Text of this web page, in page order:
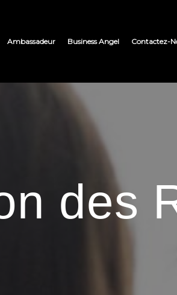
Ambassadeur Business Angel Contactez-
des